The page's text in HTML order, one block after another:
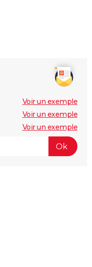
Voir un exemple
Voir un exemple
Voir un exemple